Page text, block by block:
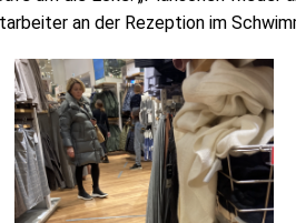
an der Rezeption im